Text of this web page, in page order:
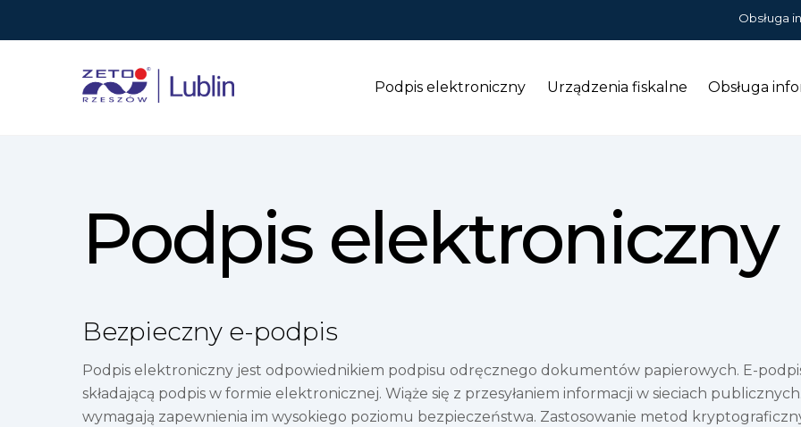
Obsługa
Podpis elektroniczny Urządzenia fiskalne Obsługa
Podpis elektroniczny
Bezpieczny e-podpis
Podpis elektroniczny jest odpowiednikiem podpisu odręcznego dokumentów papierowych. E-
składającą podpis w formie elektronicznej. Wiąże się z przesyłaniem informacji w sieciach
wymagają zapewnienia im wysokiego poziomu bezpieczeństwa. Zastosowanie metod